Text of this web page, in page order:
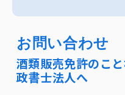
縄県全域
お問い合わせ
酒類販売免許のこ
政書士法人へ